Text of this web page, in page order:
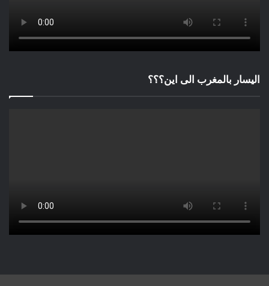
اليسار بالمغرب الى اين؟؟؟